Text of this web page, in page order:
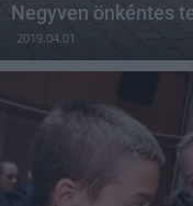
Negyven önkéntes
2019.04.01